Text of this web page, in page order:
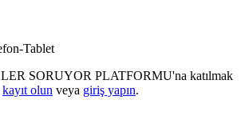
Tablet
SORUYOR PLATFORMU'na katılmak
kayıt olun veya giriş yapın.